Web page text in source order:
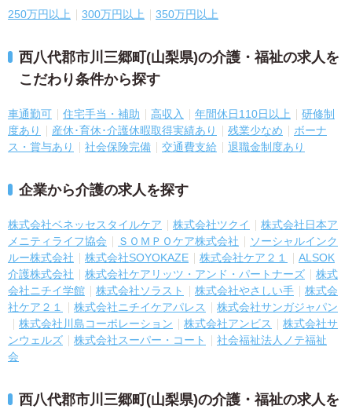
250万円以上 300万円以上 350万円以上
西八代郡市川三郷町(山梨県)の介護・福祉の求人を
こだわり条件から探す
車通勤可 住宅手当・補助 高収入 年間休日110日以上
研修制
度あり
産休･育休･介護休暇取得実績あり 残業少なめ
ボーナ
ス・賞与あり
社会保険完備 交通費支給 退職金制度あり
企業から介護の求人を探す
株式会社ベネッセスタイルケア 株式会社ツクイ
株式会社日本ア
メニティライフ協会
ＳＯＭＰＯケア株式会社
ソーシャルインク
ルー株式会社
株式会社SOYOKAZE 株式会社ケア２１
ALSOK
介護株式会社
株式会社ケアリッツ・アンド・パートナーズ
株式
会社ニチイ学館
株式会社ソラスト 株式会社やさしい手
株式会
社ケア２１
株式会社ニチイケアパレス
株式会社サンガジャパン
株式会社川島コーポレーション
株式会社アンビス
株式会社サ
ンウェルズ
株式会社スーパー・コート
社会福祉法人ノテ福祉
会
西八代郡市川三郷町(山梨県)の介護・福祉の求人を